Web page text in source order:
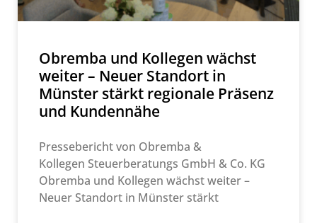
Obremba und Kollegen wächst
weiter – Neuer Standort in
Münster stärkt regionale Präsenz
und Kundennähe
Pressebericht von Obremba &
Kollegen Steuerberatungs GmbH & Co. KG
Obremba und Kollegen wächst weiter –
Neuer Standort in Münster stärkt